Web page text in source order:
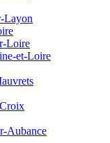
Layon
Loire
et-Loire
Aubance